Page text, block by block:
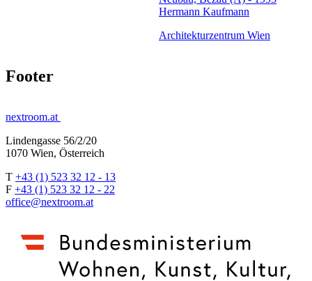
Hermann Kaufmann
Architekturzentrum Wien
Footer
nextroom.at
Lindengasse 56/2/20
1070 Wien, Österreich
T +43 (1) 523 32 12 - 13
F +43 (1) 523 32 12 - 22
office@nextroom.at